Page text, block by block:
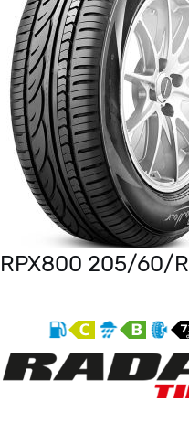
205/60/